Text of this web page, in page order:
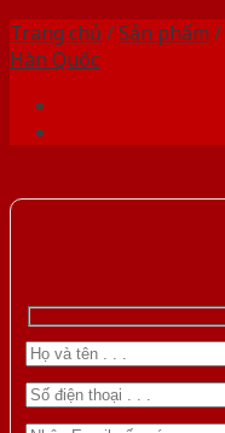
Trang chủ /Sản phẩm /
Hàn Quốc